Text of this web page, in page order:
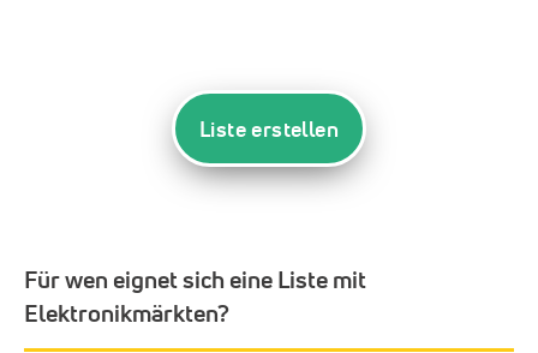
Liste erstellen
Für wen eignet sich eine Liste mit
Elektronikmärkten?